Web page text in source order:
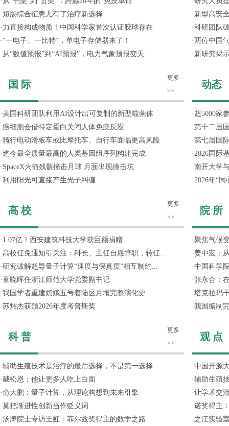
· 短肠综合征患儿有了治疗新选择
· 力直接构成物质！中国科学家首次认证胶球存在
·“一电子、一比特”，单电子存储器来了！
· 从“数值预报”到“AI预报”，电力气象预报变天...
国 际
更多
>>
· 美国科研团队利用AI设计出可复制的新型噬菌体
·癌细胞会借特定蛋白关闭人体免疫反应
·骑行电动滑板车或比摩托车、自行车面临更高风险
·迄今最全质量最高的人类基因组序列构建完成
· SpaceX火箭残骸撞击月球 月面出现撞击坑
·利用阳光可直接产生光子纠缠
高 校
更多
>>
· 1.07亿！西安建筑科技大学获巨额捐赠
· 高校任免通知引关注：科长、主任自愿辞职，转任...
·研究破解超导量子计算“速度与保真度”相互制约...
·童晓晖任浙江师范大学党委副书记
·我国学者重建嫦娥五号着陆区月壤完整演化史
·苏炜杰获颁2026年度考普斯奖
科 普
更多
>>
·辅助生殖技术是治疗的最后选择，不是第一选择
·戴松恩：他让更多人吃上白面
·俞大鹏：量子计算，从理论构想到未来引擎
·莫把渐进性创新当作贬义词
·汤涛院士专访王虹：菲尔兹奖得主的数学之路
· 新型高安
·科研团队
· 两位中国
· 新研究揭
动态
· 超5000家
·第十二届
·第七届国
·2026国际
·南开大学
·2026年“
院 所
·聚焦气候
·姜中宏：
·中国科学
·张永合：
·塔克拉玛
·我国编制
观 点
·中国开源
·辅助生殖
·让学术交
·诺奖得主
· 之江实验